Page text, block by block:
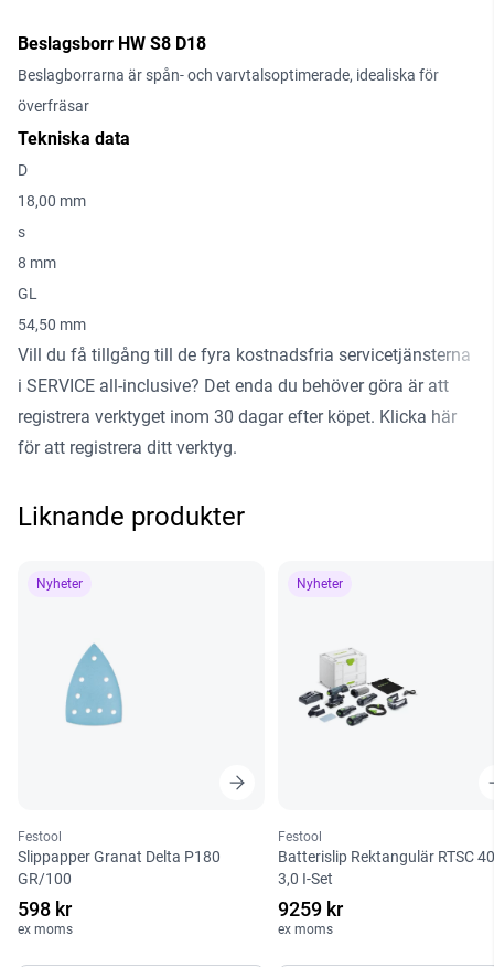
Beslagsborr HW S8 D18
Beslagborrarna är spån- och varvtalsoptimerade, idealiska för
överfräsar
Tekniska data
D
18,00 mm
s
8 mm
GL
54,50 mm
Vill du få tillgång till de fyra kostnadsfria servicetjänsterna
i SERVICE all-inclusive? Det enda du behöver göra är att
registrera verktyget inom 30 dagar efter köpet. Klicka här
för att registrera ditt verktyg.
Liknande produkter
Nyheter
Festool
Slippapper Granat Delta P180
GR/100
598 kr
ex moms
Nyheter
Festool
Batterislip Rektangulär RTSC
3,0 I-Set
9259 kr
ex moms